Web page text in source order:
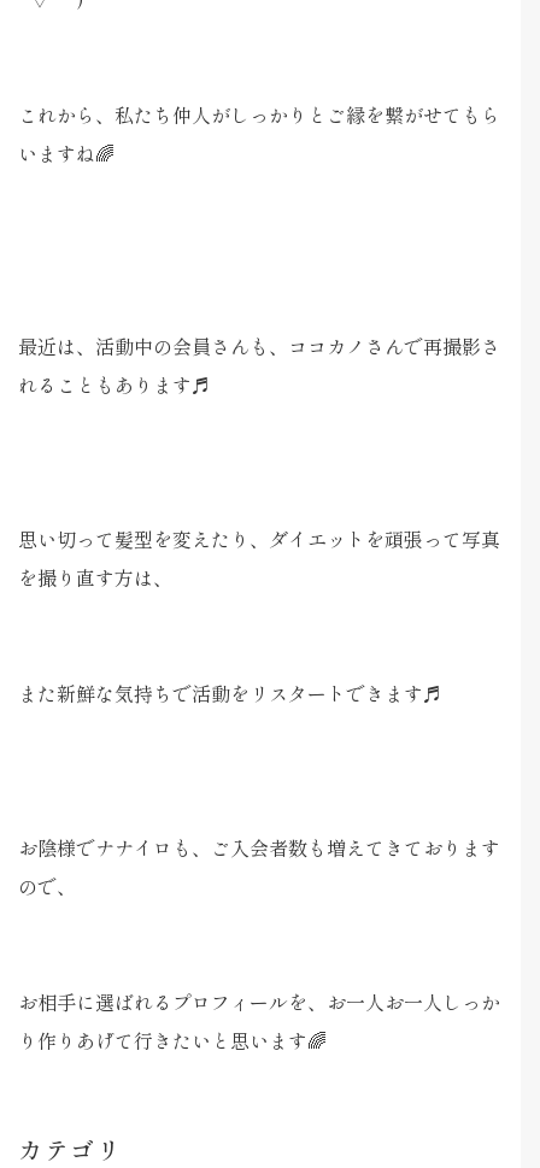
これから、私たち仲人がしっかりとご縁を繋がせてもら
いますね🌈
最近は、活動中の会員さんも、ココカノさんで再撮影さ
れることもあります♬
思い切って髪型を変えたり、ダイエットを頑張って写真
を撮り直す方は、
また新鮮な気持ちで活動をリスタートできます♬
お陰様でナナイロも、ご入会者数も増えてきております
ので、
お相手に選ばれるプロフィールを、お一人お一人しっか
り作りあげて行きたいと思います🌈
カテゴリ